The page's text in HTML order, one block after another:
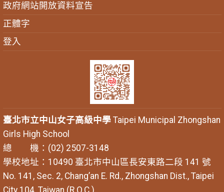
政府網站開放資料宣告
正體字
登入
臺北市立中山女子高級中學Taipei Municipal Zhongshan
Girls High School
總 機：(02) 2507-3148
學校地址：10490 臺北市中山區長安東路二段 141 號
No. 141, Sec. 2, Chang’an E. Rd., Zhongshan Dist., Taipei